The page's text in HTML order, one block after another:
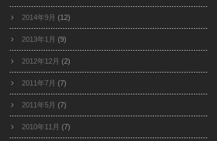
2014年9月 (12)
2013年1月 (9)
2012年12月 (2)
2011年7月 (7)
2011年5月 (7)
2010年11月 (7)